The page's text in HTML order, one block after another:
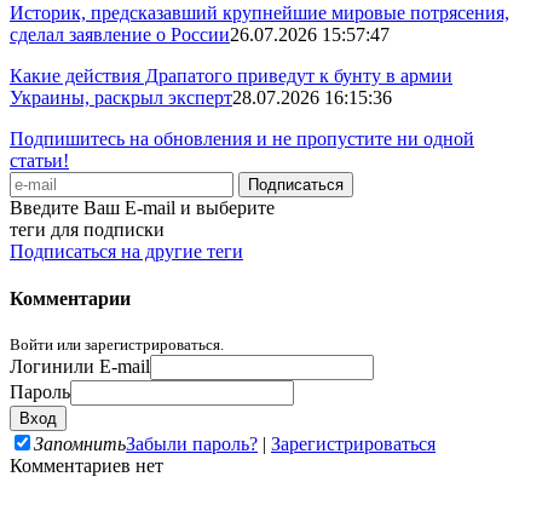
Историк, предсказавший крупнейшие мировые потрясения,
сделал заявление о России26.07.2026 15:57:47
Какие действия Драпатого приведут к бунту в армии
Украины, раскрыл эксперт28.07.2026 16:15:36
Подпишитесь на обновления и не пропустите ни одной
статьи!
Введите Ваш E-mail и выберите
теги для подписки
Подписаться на другие теги
Комментарии
Войти или зарегистрироваться.
Логинили E-mail
Пароль
ЗапомнитьЗабыли пароль? | Зарегистрироваться
Комментариев нет